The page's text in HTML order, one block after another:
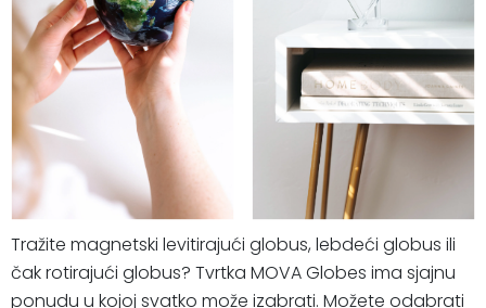
Tražite magnetski levitirajući globus, lebdeći globus ili
čak rotirajući globus? Tvrtka MOVA Globes ima sjajnu
ponudu u kojoj svatko može izabrati. Možete odabrati